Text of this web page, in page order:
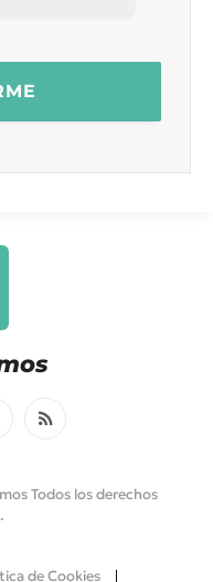
RSS
Todos los derechos
de Cookies